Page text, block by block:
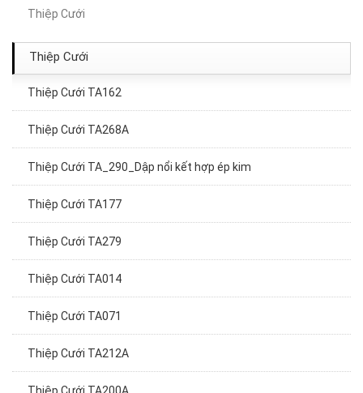
Thiệp Cưới
Thiệp Cưới
Thiệp cưới TA312
Thiệp Cưới TA152
Thiệp Cưới TA162
Thiệp Cưới TA268A
Thiệp Cưới TA_290_Dập nổi kết hợp ép kim
Thiệp Cưới TA177
Thiệp Cưới TA279
Thiệp Cưới TA014
Thiệp Cưới TA071
Thiệp Cưới TA212A
Thiệp Cưới TA200A